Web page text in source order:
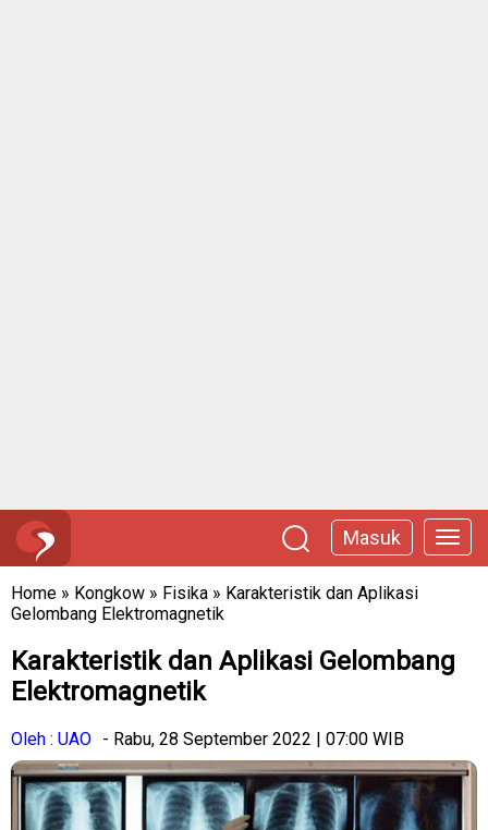
Masuk
Home » Kongkow » Fisika » Karakteristik dan Aplikasi
Gelombang Elektromagnetik
Karakteristik dan Aplikasi Gelombang
Elektromagnetik
Oleh : UAO - Rabu, 28 September 2022 | 07:00 WIB